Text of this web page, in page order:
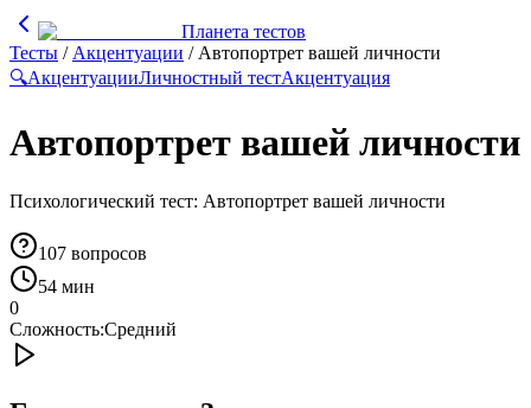
Планета тестов
Тесты / Акцентуации / Автопортрет вашей личности
🔍АкцентуацииЛичностный тестАкцентуация
Автопортрет вашей личности
Психологический тест: Автопортрет вашей личности
107 вопросов
54 мин
0
Сложность:Средний